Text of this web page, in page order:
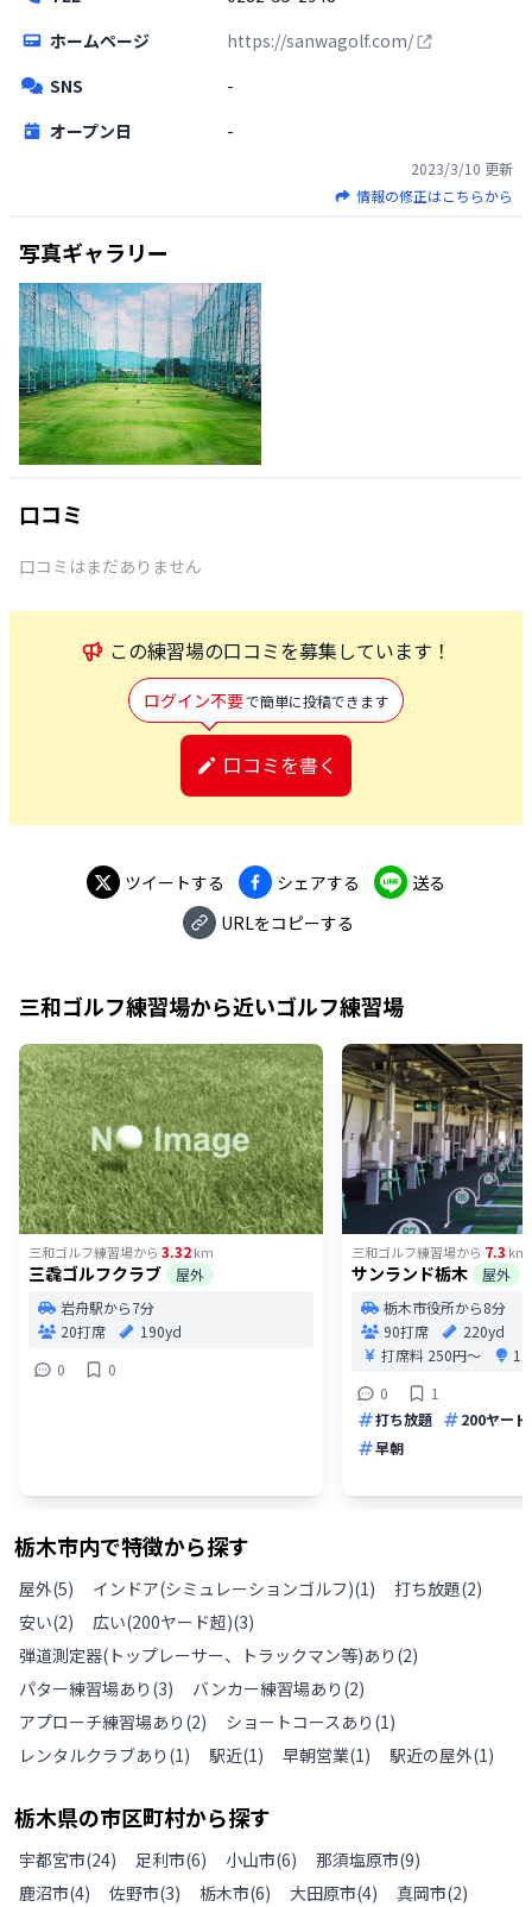
ホームページ
https://sanwagolf.com/
SNS
-
オープン日
-
2023/3/10 更新
情報の修正はこちらから
写真ギャラリー
口コミ
口コミはまだありません
この練習場の口コミを募集しています！
ログイン不要で簡単に投稿できます
口コミを書く
ツイートする シェアする
送る
URLをコピーする
三和ゴルフ練習場から近いゴルフ練習場
三和ゴルフ練習場から 3.32km
三毳ゴルフクラブ
屋外
岩舟駅から7分
20打席
190yd
0
0
三和ゴルフ練習場から 7.3 km
サンランド栃木
屋外
栃木市役所から8分
90打席
220yd
打席料 250円〜
0
1
打ち放題
200ヤード
早朝
栃木市内で特徴から探す
屋外(5) インドア(シミュレーションゴルフ)(1) 打ち放題(2)
安い(2) 広い(200ヤード超)(3)
弾道測定器(トップレーサー、トラックマン等)あり (2)
パター練習場あり (3) バンカー練習場あり (2)
アプローチ練習場あり (2) ショートコースあり (1)
レンタルクラブあり (1) 駅近(1) 早朝営業(1) 駅近の屋外(1)
栃木県の市区町村から探す
宇都宮市(24) 足利市(6) 小山市(6) 那須塩原市(9)
鹿沼市(4) 佐野市(3) 栃木市(6) 大田原市(4) 真岡市(2)